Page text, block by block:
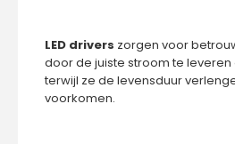
LED drivers zorgen voor
door de juiste stroom te leveren
terwijl ze de levensduur
voorkomen.